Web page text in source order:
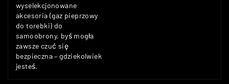
wyselekcjonowane
akcesoria (gaz pieprzowy
do torebki) do
samoobrony, byś mogła
zawsze czuć się
bezpieczna – gdziekolwiek
jesteś.